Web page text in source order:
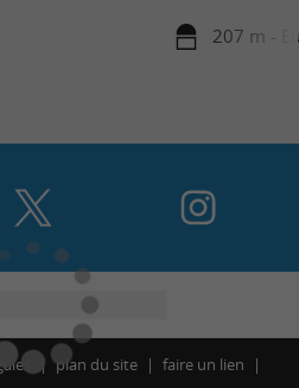
207 m -
plan du site faire un lien